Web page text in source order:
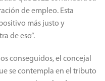
de empleo. Esta
más justo y
de eso”.
conseguidos, el concejal
se contempla en el tributo